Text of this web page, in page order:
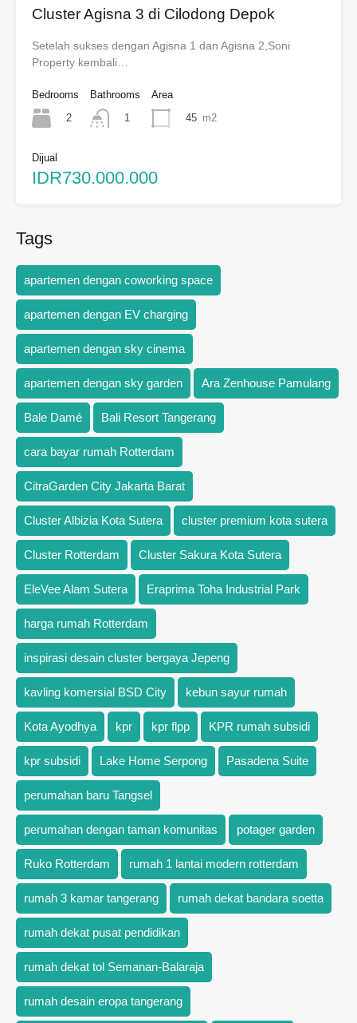
Cluster Agisna 3 di Cilodong Depok
Setelah sukses dengan Agisna 1 dan Agisna 2,Soni
Property kembali…
Bedrooms
2
Bathrooms
1
Area
45 m2
Dijual
IDR730.000.000
Tags
apartemen dengan coworking space
apartemen dengan EV charging
apartemen dengan sky cinema
apartemen dengan sky garden Ara Zenhouse Pamulang
Bale Damé Bali Resort Tangerang
cara bayar rumah Rotterdam
CitraGarden City Jakarta Barat
Cluster Albizia Kota Sutera cluster premium kota sutera
Cluster Rotterdam Cluster Sakura Kota Sutera
EleVee Alam Sutera Eraprima Toha Industrial Park
harga rumah Rotterdam
inspirasi desain cluster bergaya Jepeng
kavling komersial BSD City kebun sayur rumah
Kota Ayodhya kpr kpr flpp KPR rumah subsidi
kpr subsidi Lake Home Serpong Pasadena Suite
perumahan baru Tangsel
perumahan dengan taman komunitas potager garden
Ruko Rotterdam rumah 1 lantai modern rotterdam
rumah 3 kamar tangerang rumah dekat bandara soetta
rumah dekat pusat pendidikan
rumah dekat tol Semanan-Balaraja
rumah desain eropa tangerang